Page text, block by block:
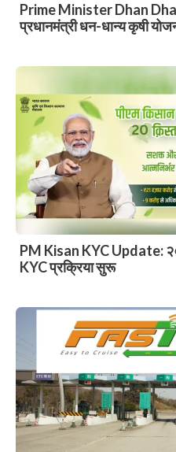
Prime Minister Dhan
प्रधानमंत्री धन-धान्य कृषी
PM Kisan KYC Update:
KYC प्रक्रिया सुरू